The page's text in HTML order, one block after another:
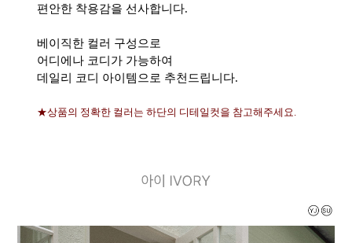
편안한 착용감을 선사합니다.
베이직한 컬러 구성으로
어디에나 코디가 가능하여
데일리 코디 아이템으로 추천드립니다.
★상품의 정확한 컬러는 하단의 디테일컷을 참고해주세요.